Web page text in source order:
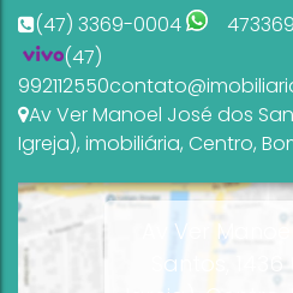
(47) 3369-0004
(47)
992112550
Av Ver Manoel José dos
Igreja), imobiliária, Centro,
Av Ver
Santos,